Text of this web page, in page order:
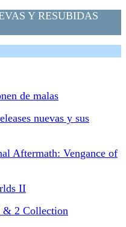
Y RESUBIDAS
de malas
nuevas y sus
Aftermath: Vengance of
II
& 2 Collection